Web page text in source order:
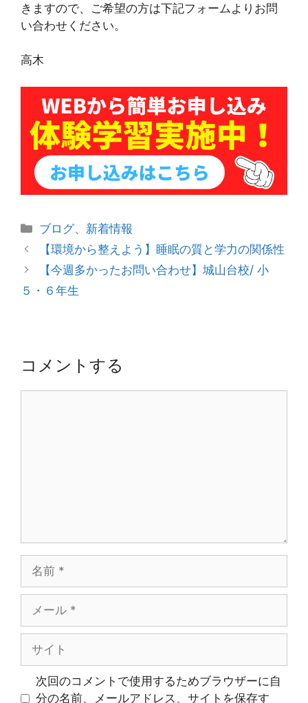
きますので、ご希望の方は下記フォームよりお問
い合わせください。
高木
カ
テ
ゴ
リ
ー
ブログ、 新着情報
投
稿
ビ
ョ
【環境から整えよう】睡眠の質と学力の関係性
【今週多かったお問い合わせ】城山台校/ 小
５・６年生
コメントする
ル
次回のコメントで使用するためブラウザーに自
分の名前、メールアドレス、サイトを保存す